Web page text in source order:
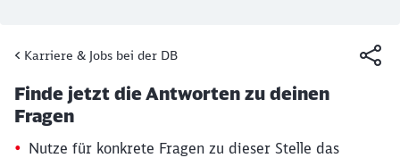
Ende des Sliders
Karriere & Jobs bei der DB
19. März 2026, 15:30 Uhr
Artikel:
Kontaktformular
Finde jetzt die Antworten zu deinen
Fragen
Nutze für konkrete Fragen zu dieser Stelle das